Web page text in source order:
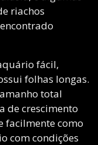
riachos
fácil,
folhas longas.
total
de crescimento
facilmente como
com condições